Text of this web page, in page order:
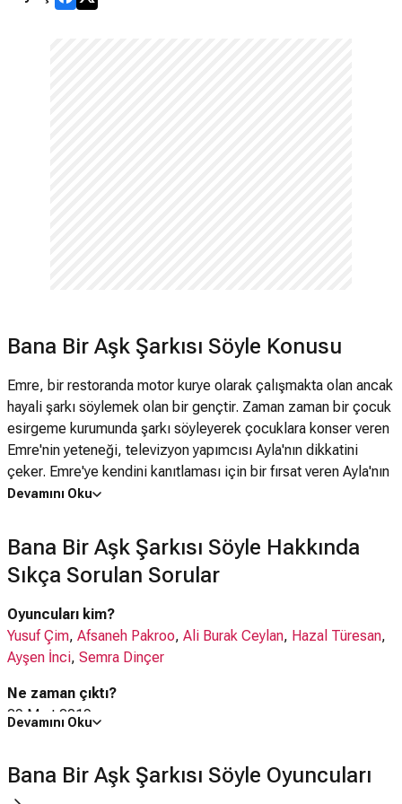
Bana Bir Aşk Şarkısı Söyle Konusu
Emre, bir restoranda motor kurye olarak çalışmakta olan ancak
hayali şarkı söylemek olan bir gençtir. Zaman zaman bir çocuk
esirgeme kurumunda şarkı söyleyerek çocuklara konser veren
Emre'nin yeteneği, televizyon yapımcısı Ayla'nın dikkatini
çeker. Emre'ye kendini kanıtlaması için bir fırsat veren Ayla'nın
destekleri ile Emre, üne kavuşur. İstanbul'a iş ndeniyle gelen
sebep olur ancak Emre'ye gönlünü kaptırmış olan Ayla, bu
ilişkiyi başlamadan bitirmek niyetindedir...
Devamını Oku
Bana Bir Aşk Şarkısı Söyle Hakkında
Sıkça Sorulan Sorular
Oyuncuları kim?
Yusuf Çim, Afsaneh Pakroo, Ali Burak Ceylan, Hazal Türesan,
Ayşen İnci, Semra Dinçer
Ne zaman çıktı?
29 Mart 2019
Bana Bir Aşk Şarkısı Söyle filmi Türkiye'de çekilmiştir.
Devamını Oku
Bana Bir Aşk Şarkısı Söyle Oyuncuları